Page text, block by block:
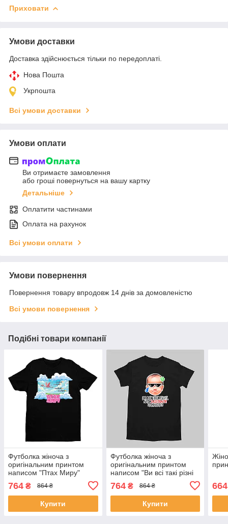
Приховати
Умови доставки
Доставка здійснюється тільки по передоплаті.
Нова Пошта
Укрпошта
Всі умови доставки
Умови оплати
Ви отримаєте замовлення
або гроші повернуться на вашу картку
Детальніше
Оплатити частинами
Оплата на рахунок
Всі умови оплати
Умови повернення
Повернення товару впродовж 14 днів за домовленістю
Всі умови повернення
Подібні товари компанії
Футболка жіноча з
оригінальним принтом
написом "Птах Миру"
764 ₴ 864 ₴
Купити
Футболка жіноча з
оригінальним принтом
написом "Ви всі такі різні
але задовбали однаково"
Чорний Push IT
764₴ 864 ₴
Купити
664